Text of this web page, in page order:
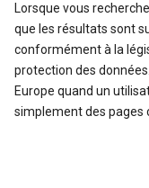
Lorsque vous
que les résultats sont
conformément à la
protection des
Europe quand un
simplement des pages